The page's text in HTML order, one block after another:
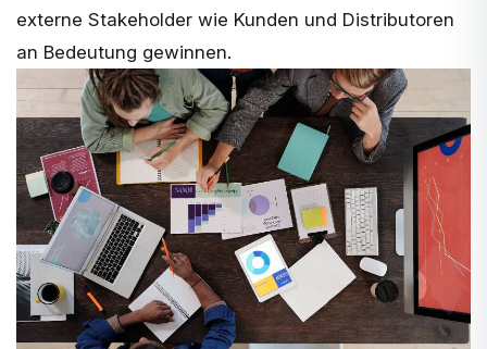
externe Stakeholder wie Kunden und Distributoren
an Bedeutung gewinnen.